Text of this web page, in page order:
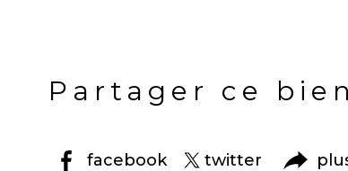
Partager ce bien
facebook twitter